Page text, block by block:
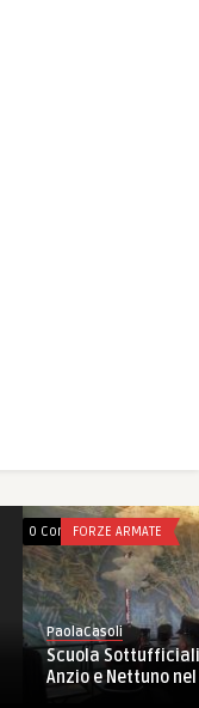
0 CommentsFORZE ARMATE
PaolaCasoli
Scuola
Anzio e Nettuno nel